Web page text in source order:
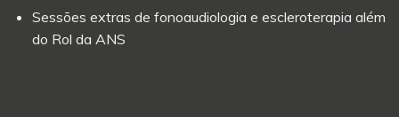
Sessões extras de fonoaudiologia e escleroterapia além
do Rol da ANS